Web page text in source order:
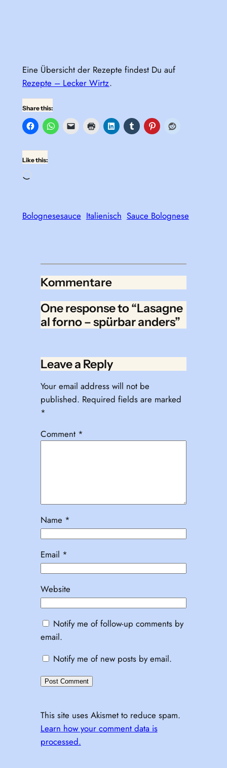
Eine Übersicht der Rezepte findest Du auf
Rezepte – Lecker Wirtz.
Share this:
Like this:
Loading…
Bolognesesauce Italienisch Sauce Bolognese
Kommentare
One response to “Lasagne
al forno – spürbar anders”
Leave a Reply
Your email address will not be
published. Required fields are marked
*
Comment *
Name *
Email *
Website
Notify me of follow-up comments by
email.
Notify me of new posts by email.
This site uses Akismet to reduce spam.
Learn how your comment data is
processed.